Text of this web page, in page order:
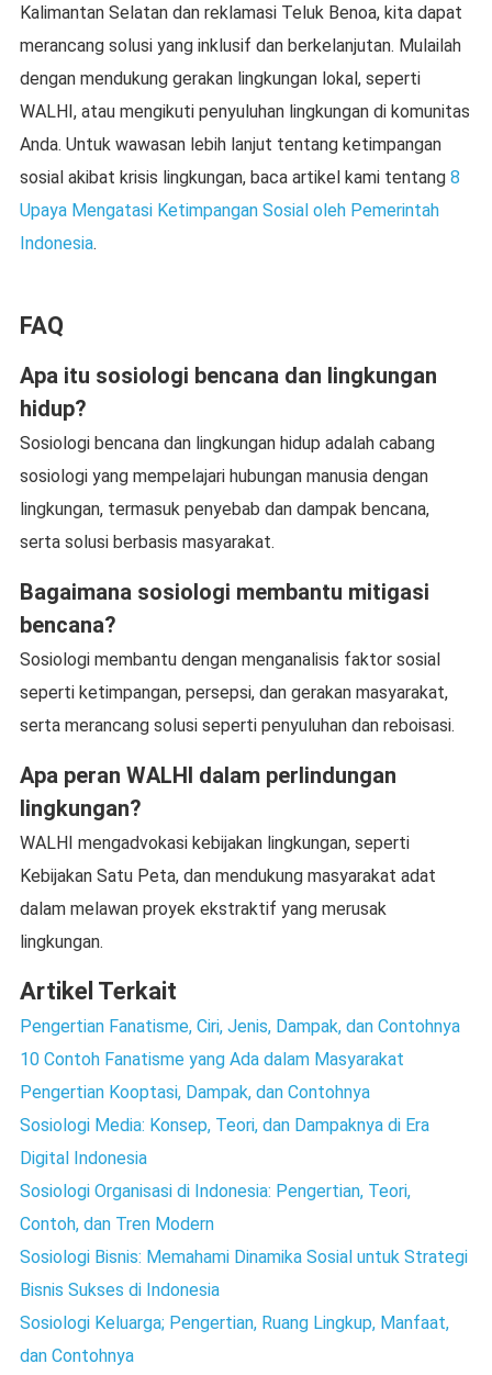
Kalimantan Selatan dan reklamasi Teluk Benoa, kita dapat
merancang solusi yang inklusif dan berkelanjutan. Mulailah
dengan mendukung gerakan lingkungan lokal, seperti
WALHI, atau mengikuti penyuluhan lingkungan di komunitas
Anda. Untuk wawasan lebih lanjut tentang ketimpangan
sosial akibat krisis lingkungan, baca artikel kami tentang 8
Upaya Mengatasi Ketimpangan Sosial oleh Pemerintah
Indonesia.
FAQ
Apa itu sosiologi bencana dan lingkungan
hidup?
Sosiologi bencana dan lingkungan hidup adalah cabang
sosiologi yang mempelajari hubungan manusia dengan
lingkungan, termasuk penyebab dan dampak bencana,
serta solusi berbasis masyarakat.
Bagaimana sosiologi membantu mitigasi
bencana?
Sosiologi membantu dengan menganalisis faktor sosial
seperti ketimpangan, persepsi, dan gerakan masyarakat,
serta merancang solusi seperti penyuluhan dan reboisasi.
Apa peran WALHI dalam perlindungan
lingkungan?
WALHI mengadvokasi kebijakan lingkungan, seperti
Kebijakan Satu Peta, dan mendukung masyarakat adat
dalam melawan proyek ekstraktif yang merusak
lingkungan.
Artikel Terkait
Pengertian Fanatisme, Ciri, Jenis, Dampak, dan Contohnya
10 Contoh Fanatisme yang Ada dalam Masyarakat
Pengertian Kooptasi, Dampak, dan Contohnya
Sosiologi Media: Konsep, Teori, dan Dampaknya di Era
Digital Indonesia
Sosiologi Organisasi di Indonesia: Pengertian, Teori,
Contoh, dan Tren Modern
Sosiologi Bisnis: Memahami Dinamika Sosial untuk Strategi
Bisnis Sukses di Indonesia
Sosiologi Keluarga; Pengertian, Ruang Lingkup, Manfaat,
dan Contohnya